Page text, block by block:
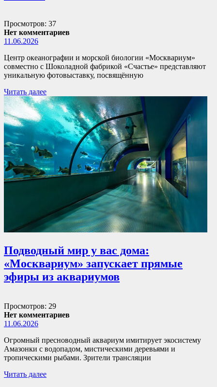
Просмотров: 37
Нет комментариев
11.06.2026
Центр океанографии и морской биологии «Москвариум»
совместно с Шоколадной фабрикой «Счастье» представляют
уникальную фотовыставку, посвящённую
Читать далее
Подводный мир у вас дома:
«Москвариум» запускает прямые
эфиры из аквариумов
Просмотров: 29
Нет комментариев
11.06.2026
Огромный пресноводный аквариум имитирует экосистему
Амазонки с водопадом, мистическими деревьями и
тропическими рыбами. Зрители трансляции
Читать далее